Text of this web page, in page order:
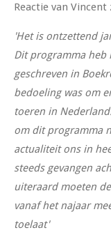
Reactie van Vincent
'Het is ontzettend
Dit programma heb
geschreven in
bedoeling was om
toeren in
om dit programma
actualiteit ons in
steeds gevangen
uiteraard moeten
vanaf het najaar
toelaat'